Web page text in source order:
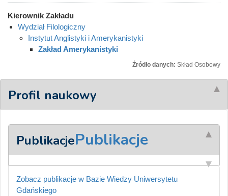
Kierownik Zakładu
Wydział Filologiczny
Instytut Anglistyki i Amerykanistyki
Zakład Amerykanistyki
Źródło danych: Skład Osobowy
Profil naukowy
PublikacjePublikacje
Zobacz publikacje w Bazie Wiedzy Uniwersytetu
Gdańskiego